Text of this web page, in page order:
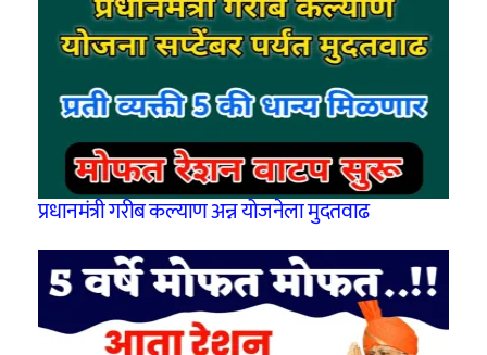
प्रधानमंत्री गरीब कल्याण अन्न योजनेला मुदतवाढ